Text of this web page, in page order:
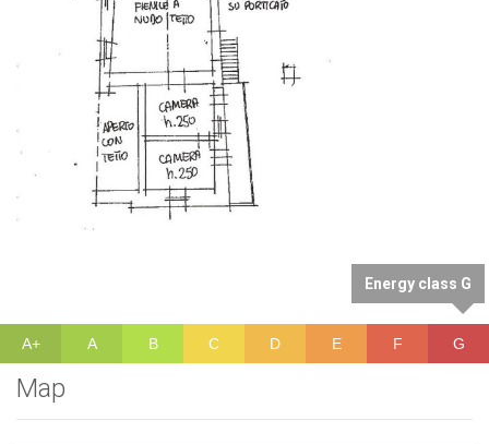
Photo
A+ A B C D E F
Energy class G
G
Map